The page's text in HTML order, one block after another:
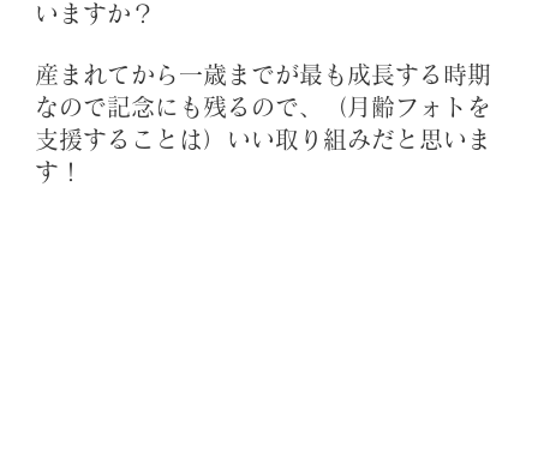
いますか？
産まれてから一歳までが最も成長する時期
なので記念にも残るので、（月齢フォトを
支援することは）いい取り組みだと思いま
す！